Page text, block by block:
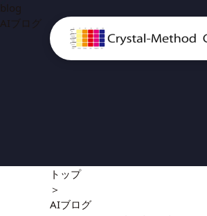
blog
AIブログ
トップ
＞
AIブログ